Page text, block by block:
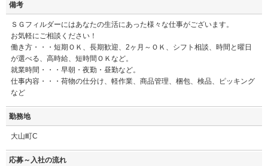
備考
ＳＧフィルダーにはあなたの生活にあった様々な仕事がございます。
お気軽にご相談ください！
働き方・・・短期ＯＫ、長期歓迎、2ヶ月～ＯＫ、シフト相談、時間と曜日
が選べる、高時給、短時間ＯＫなど。
就業時間・・・早朝・夜勤・昼勤など。
仕事内容・・・荷物の仕分け、軽作業、商品管理、梱包、検品、ピッキング
など
勤務地
大山町C
応募～入社の流れ